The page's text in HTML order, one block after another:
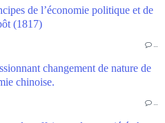
de l’économie politique et de
(1817)
…
changement de nature de
chinoise.
…